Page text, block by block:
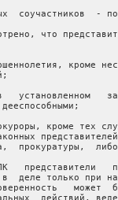
соучастников  -
что
кроме
установленном
кроме тех
представителей
прокуратуры,  либо
представители
деле только при
может